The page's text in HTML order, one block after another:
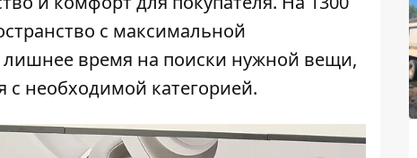
с максимальной
лишнее время на поиски нужной вещи,
с необходимой категорией.